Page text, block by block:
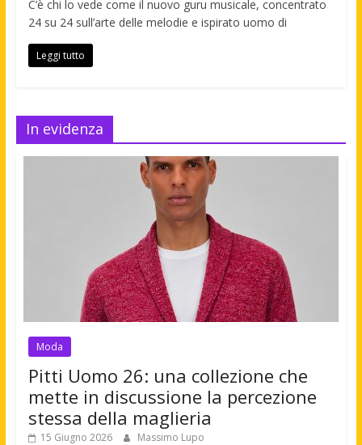
C’è chi lo vede come il nuovo guru musicale, concentrato
24 su 24 sull’arte delle melodie e ispirato uomo di
Leggi tutto
In evidenza
Moda
Pitti Uomo 26: una collezione che
mette in discussione la percezione
stessa della maglieria
15 Giugno 2026 Massimo Lupo